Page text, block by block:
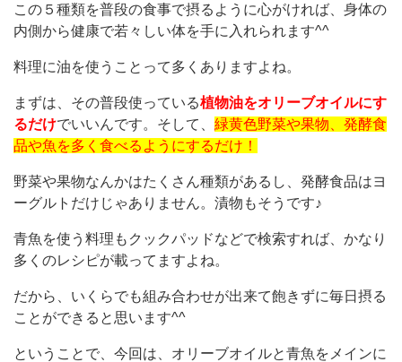
この５種類を普段の食事で摂るように心がければ、身体の
内側から健康で若々しい体を手に入れられます^^
料理に油を使うことって多くありますよね。
まずは、その普段使っている植物油をオリーブオイルにす
るだけでいいんです。そして、 緑黄色野菜や果物、発酵食
品や魚を多く食べるようにするだけ！
野菜や果物なんかはたくさん種類があるし、発酵食品はヨ
ーグルトだけじゃありません。漬物もそうです♪
青魚を使う料理もクックパッドなどで検索すれば、かなり
多くのレシピが載ってますよね。
だから、いくらでも組み合わせが出来て飽きずに毎日摂る
ことができると思います^^
ということで、今回は、オリーブオイルと青魚をメインに